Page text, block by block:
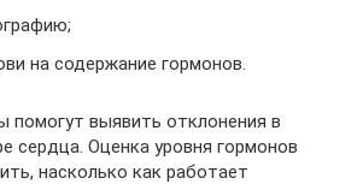
на содержание гормонов.
помогут выявить отклонения в
сердца. Оценка уровня гормонов
насколько как работает